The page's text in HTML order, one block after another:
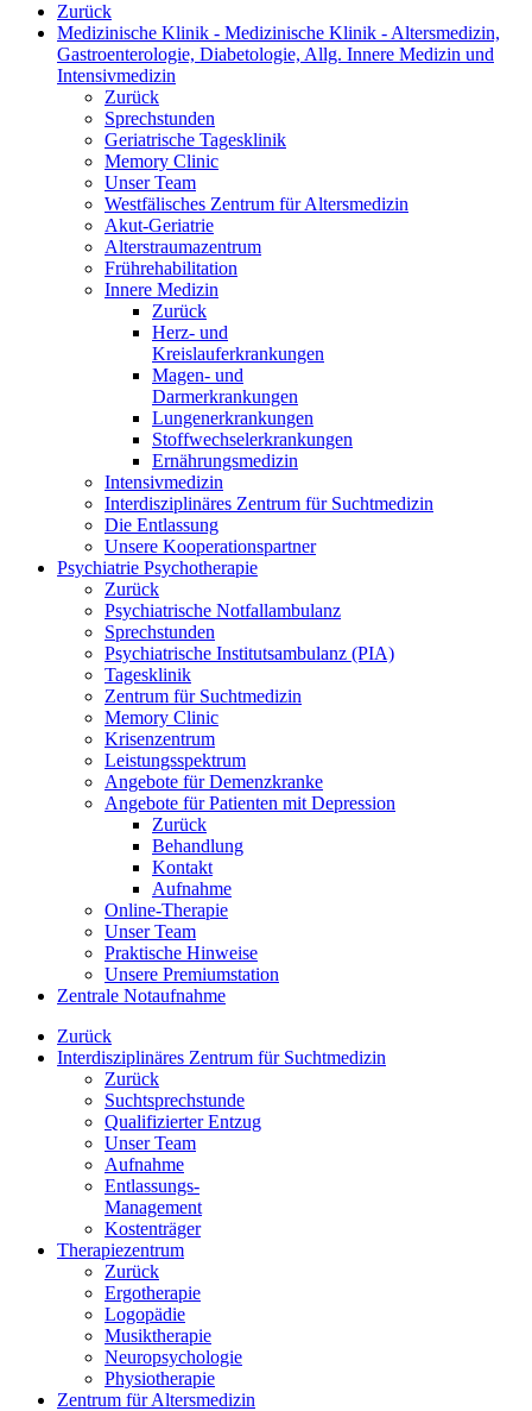
Zurück
Medizinische Klinik - Medizinische Klinik - Altersmedizin,
Gastroenterologie, Diabetologie, Allg. Innere Medizin und
Intensivmedizin
Zurück
Sprechstunden
Geriatrische Tagesklinik
Memory Clinic
Unser Team
Westfälisches Zentrum für Altersmedizin
Akut-Geriatrie
Alterstraumazentrum
Frührehabilitation
Innere Medizin
Zurück
Herz- und
Kreislauferkrankungen
Magen- und
Darmerkrankungen
Lungenerkrankungen
Stoffwechselerkrankungen
Ernährungsmedizin
Intensivmedizin
Interdisziplinäres Zentrum für Suchtmedizin
Die Entlassung
Unsere Kooperationspartner
Psychiatrie Psychotherapie
Zurück
Psychiatrische Notfallambulanz
Sprechstunden
Psychiatrische Institutsambulanz (PIA)
Tagesklinik
Zentrum für Suchtmedizin
Memory Clinic
Krisenzentrum
Leistungsspektrum
Angebote für Demenzkranke
Angebote für Patienten mit Depression
Zurück
Behandlung
Kontakt
Aufnahme
Online-Therapie
Unser Team
Praktische Hinweise
Unsere Premiumstation
Zentrale Notaufnahme
Zurück
Interdisziplinäres Zentrum für Suchtmedizin
Zurück
Suchtsprechstunde
Qualifizierter Entzug
Unser Team
Aufnahme
Entlassungs-
Management
Kostenträger
Therapiezentrum
Zurück
Ergotherapie
Logopädie
Musiktherapie
Neuropsychologie
Physiotherapie
Zentrum für Altersmedizin